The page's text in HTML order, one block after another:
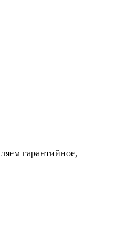
гарантийное,